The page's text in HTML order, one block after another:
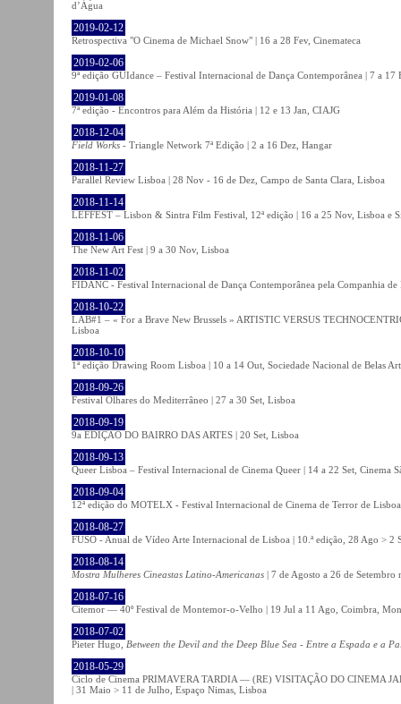
d’Água
2019-02-12
Retrospectiva "O Cinema de Michael Snow" | 16 a 28 Fev, Cinemateca
2019-02-06
9ª edição GUIdance – Festival Internacional de Dança Contemporânea | 7 a 17
2019-01-08
7ª edição - Encontros para Além da História | 12 e 13 Jan, CIAJG
2018-12-04
Field Works - Triangle Network 7ª Edição | 2 a 16 Dez, Hangar
2018-11-27
Parallel Review Lisboa | 28 Nov - 16 de Dez, Campo de Santa Clara, Lisboa
2018-11-14
LEFFEST – Lisbon & Sintra Film Festival, 12ª edição | 16 a 25 Nov, Lisboa e
2018-11-06
The New Art Fest | 9 a 30 Nov, Lisboa
2018-11-02
FIDANC - Festival Internacional de Dança Contemporânea pela Companhia
2018-10-22
LAB#1 – « For a Brave New Brussels » ARTISTIC VERSUS
Lisboa
2018-10-10
1ª edição Drawing Room Lisboa | 10 a 14 Out, Sociedade Nacional de Belas
2018-09-26
Festival Olhares do Mediterrâneo | 27 a 30 Set, Lisboa
2018-09-19
9a EDIÇÃO DO BAIRRO DAS ARTES | 20 Set, Lisboa
2018-09-13
Queer Lisboa – Festival Internacional de Cinema Queer | 14 a 22 Set, Cinema
2018-09-04
12ª edição do MOTELX - Festival Internacional de Cinema de Terror de
2018-08-27
FUSO - Anual de Vídeo Arte Internacional de Lisboa | 10.ª edição, 28 Ago > 2
2018-08-14
Mostra Mulheres Cineastas Latino-Americanas | 7 de Agosto a 26 de Setembro
2018-07-16
Citemor — 40º Festival de Montemor-o-Velho | 19 Jul a 11 Ago, Coimbra,
2018-07-02
Pieter Hugo, Between the Devil and the Deep Blue Sea - Entre a Espada e a
2018-05-29
Ciclo de Cinema PRIMAVERA TARDIA — (RE) VISITAÇÃO DO CINEMA
| 31 Maio > 11 de Julho, Espaço Nimas, Lisboa